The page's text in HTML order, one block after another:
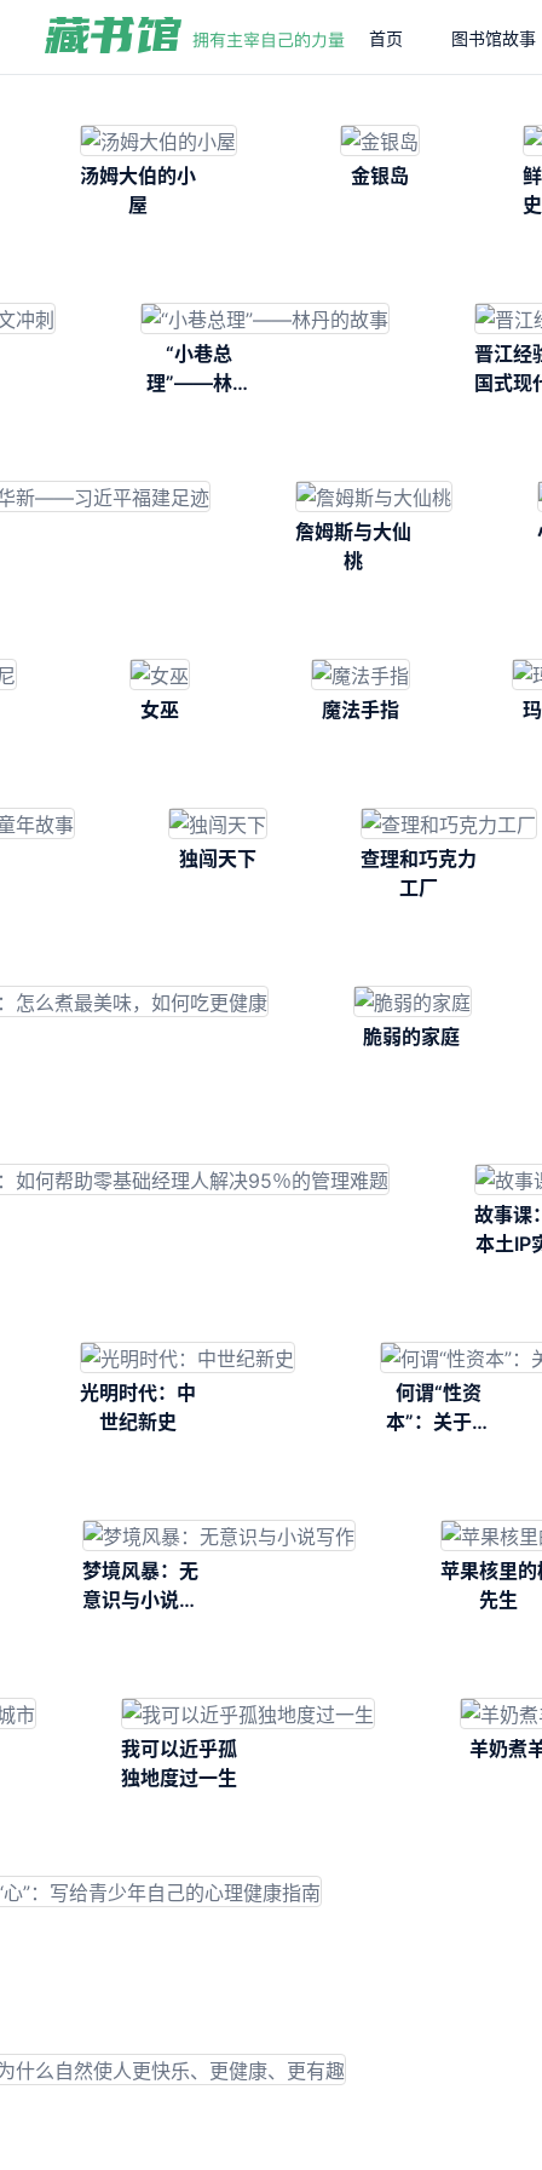
首页 图书馆故事
汤姆大伯的小
屋
金银岛
“小巷总
理”——林丹
晋江经
国式现
詹姆斯与大仙
桃
女巫 魔法手指
独闯天下
查理和巧克力
工厂
脆弱的家庭
故事课
本土IP
光明时代：中
世纪新史
何谓“性资
本”：关于性
梦境风暴：无
意识与小说写
苹果核里的
先生
我可以近乎孤
独地度过一生
羊奶煮